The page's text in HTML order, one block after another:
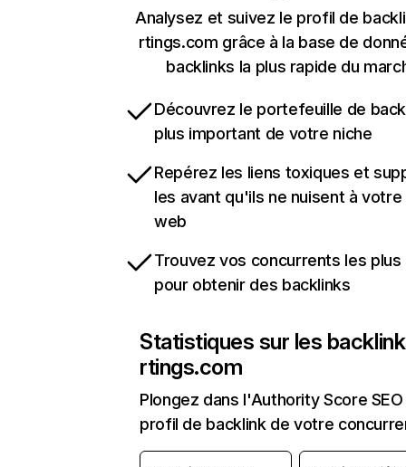
Analysez et suivez le profil de
rtings.com grâce à la base de
backlinks la plus rapide du
Découvrez le portefeuille de
plus important de votre niche
Repérez les liens toxiques et
les avant qu'ils ne nuisent à
web
Trouvez vos concurrents les
pour obtenir des backlinks
Statistiques sur les
rtings.com
Plongez dans l'Authority Score
profil de backlink de votre